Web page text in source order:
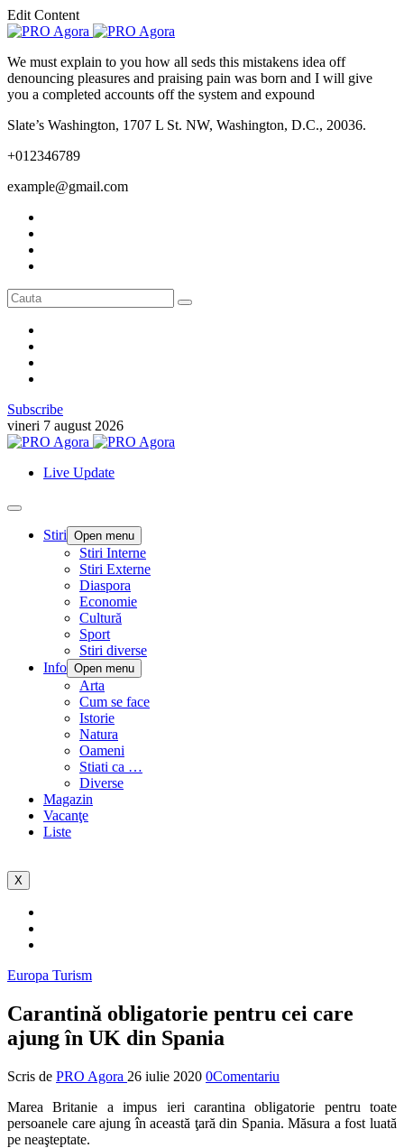
Edit Content
We must explain to you how all seds this mistakens idea off
denouncing pleasures and praising pain was born and I will give
you a completed accounts off the system and expound
Slate’s Washington, 1707 L St. NW, Washington, D.C., 20036.
+012346789
example@gmail.com
Subscribe
vineri 7 august 2026
Live Update
Stiri Open menu
Stiri Interne
Stiri Externe
Diaspora
Economie
Cultură
Sport
Stiri diverse
Info Open menu
Arta
Cum se face
Istorie
Natura
Oameni
Stiati ca …
Diverse
Magazin
Vacanţe
Liste
X
Europa Turism
Carantină obligatorie pentru cei care
ajung în UK din Spania
Scris de PRO Agora 26 iulie 2020 0Comentariu
Marea Britanie a impus ieri carantina obligatorie pentru toate
persoanele care ajung în această ţară din Spania. Măsura a fost luată
pe neaşteptate.